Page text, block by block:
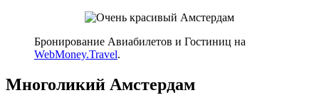
Бронирование Авиабилетов и Гостиниц на
WebMoney.Travel.
Многоликий Амстердам